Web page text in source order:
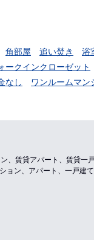
角部屋 追い焚き
浴
ークインクローゼット
なし
ワンルームマン
、賃貸アパート、賃貸一
ン、アパート、一戸建